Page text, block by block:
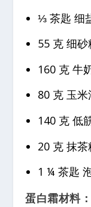
⅓ 茶匙 细
55 克 细砂
160 克 牛
80 克 玉
140 克 低
20 克 抹茶
1 ¼ 茶匙
蛋白霜材料：